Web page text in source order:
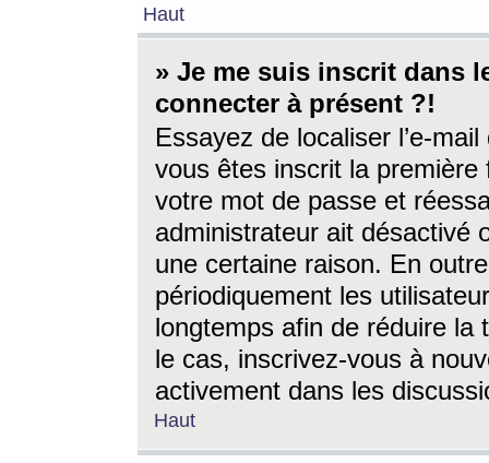
Haut
» Je me suis inscrit dans
connecter à présent ?!
Essayez de localiser l’e-
vous êtes inscrit la première
votre mot de passe et
administrateur ait désactivé
une certaine raison. En
périodiquement les
longtemps afin de réduire la
le cas, inscrivez-vous à
activement dans les
Haut